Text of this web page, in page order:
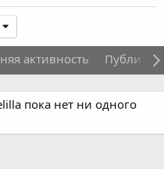
активность
пока нет ни одного